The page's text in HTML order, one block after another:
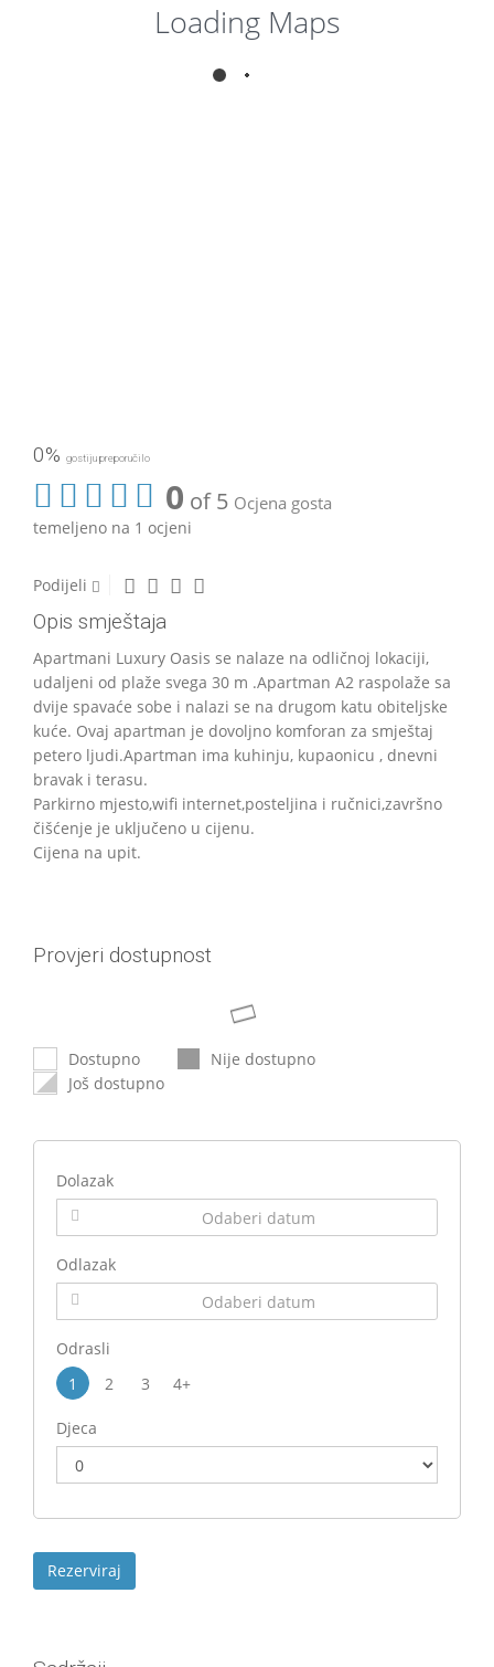
Loading Maps
0% gostiju preporučilo
0 of 5 Ocjena gosta
temeljeno na 1 ocjeni
Podijeli
Opis smještaja
Apartmani Luxury Oasis se nalaze na odličnoj lokaciji,
udaljeni od plaže svega 30 m .Apartman A2 raspolaže sa
dvije spavaće sobe i nalazi se na drugom katu obiteljske
kuće. Ovaj apartman je dovoljno komforan za smještaj
petero ljudi.Apartman ima kuhinju, kupaonicu , dnevni
bravak i terasu.
Parkirno mjesto,wifi internet,posteljina i ručnici,završno
čišćenje je uključeno u cijenu.
Cijena na upit.
Provjeri dostupnost
Dostupno
Nije dostupno
Još dostupno
Dolazak
Odlazak
Odrasli
1
2 3 4+
Djeca